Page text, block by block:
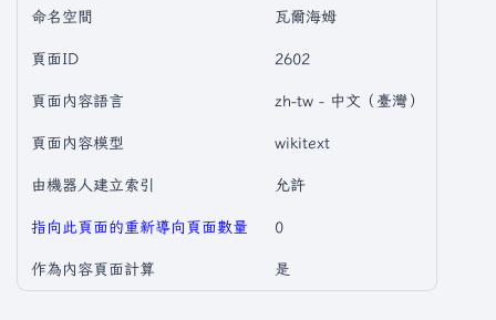
命名空間 瓦爾海姆
頁面ID 2602
頁面內容語言 zh-tw - 中文（臺灣）
頁面內容模型 wikitext
由機器人建立索引 允許
指向此頁面的重新導向頁面數量 0
作為內容頁面計算 是